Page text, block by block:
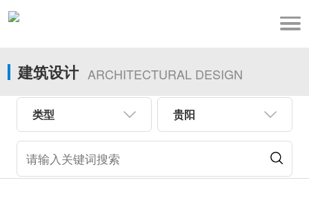
建筑设计 ARCHITECTURAL DESIGN
类型 贵阳